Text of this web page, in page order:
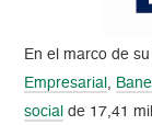
En el marco de
Empresarial ,
social de 17,41